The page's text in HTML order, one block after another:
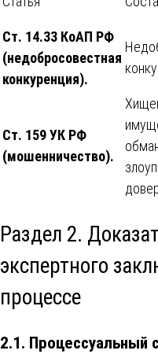
Ст. 14.33 КоАП РФ
(недобросовестная
конкуренция).
Ст. 159 УК РФ
(мошенничество).
Раздел 2.
экспертного
процессе
2.1. Процессуальный